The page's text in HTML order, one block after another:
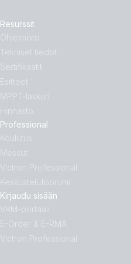
Resurssit
Ohjelmisto
Tekniset tiedot
Sertifikaatit
Esitteet
MPPT-laskuri
Hinnasto
Professional
Koulutus
Messut
Victron Professional
Keskustelufoorumi
Kirjaudu sisään
VRM-portaali
E-Order & E-RMA
Victron Professional